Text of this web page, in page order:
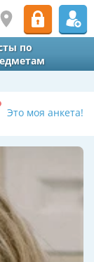
по
Это моя анкета!